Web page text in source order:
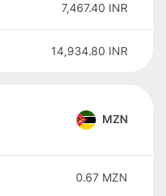
7,467.40 INR
14,934.80 INR
MZN
0.67 MZN